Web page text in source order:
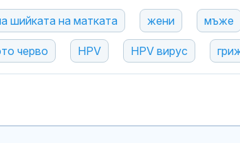
шийката на матката жени мъже
черво HPV HPV вирус